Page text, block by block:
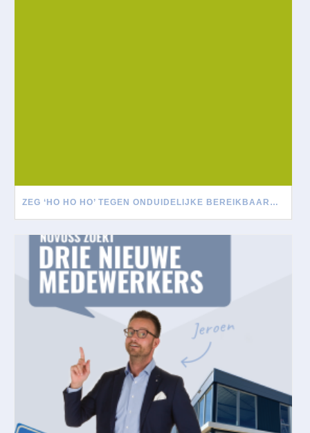
ZEG ‘HO HO HO’ TEGEN ONDUIDELIJKE BEREIKBAARHEID TIJDENS DE FEESTDAGEN